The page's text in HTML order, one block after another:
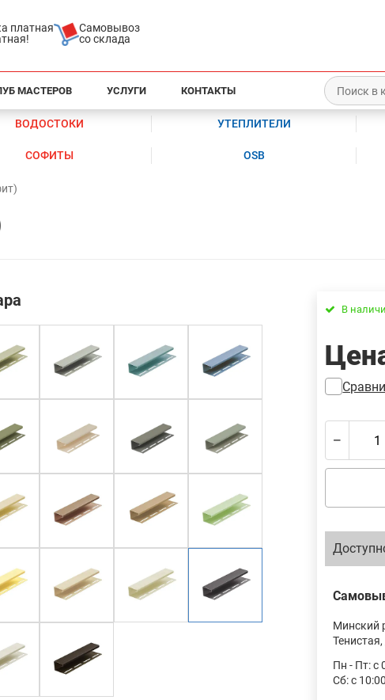
платная
Самовывоз
со склада
МАСТЕРОВ УСЛУГИ КОНТАКТЫ
ВОДОСТОКИ УТЕПЛИТЕЛИ
СОФИТЫ OSB
В
Минский
Пн - Пт: с
Сб: с